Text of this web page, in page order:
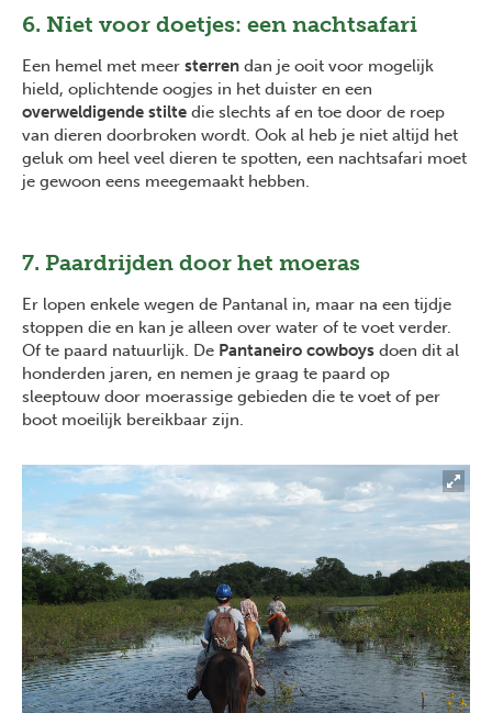
6. Niet voor doetjes: een nachtsafari
Een hemel met meer sterren dan je ooit voor mogelijk
hield, oplichtende oogjes in het duister en een
overweldigende stilte die slechts af en toe door de roep
van dieren doorbroken wordt. Ook al heb je niet altijd het
geluk om heel veel dieren te spotten, een nachtsafari moet
je gewoon eens meegemaakt hebben.
7. Paardrijden door het moeras
Er lopen enkele wegen de Pantanal in, maar na een tijdje
stoppen die en kan je alleen over water of te voet verder.
Of te paard natuurlijk. De Pantaneiro cowboys doen dit al
honderden jaren, en nemen je graag te paard op
sleeptouw door moerassige gebieden die te voet of per
boot moeilijk bereikbaar zijn.